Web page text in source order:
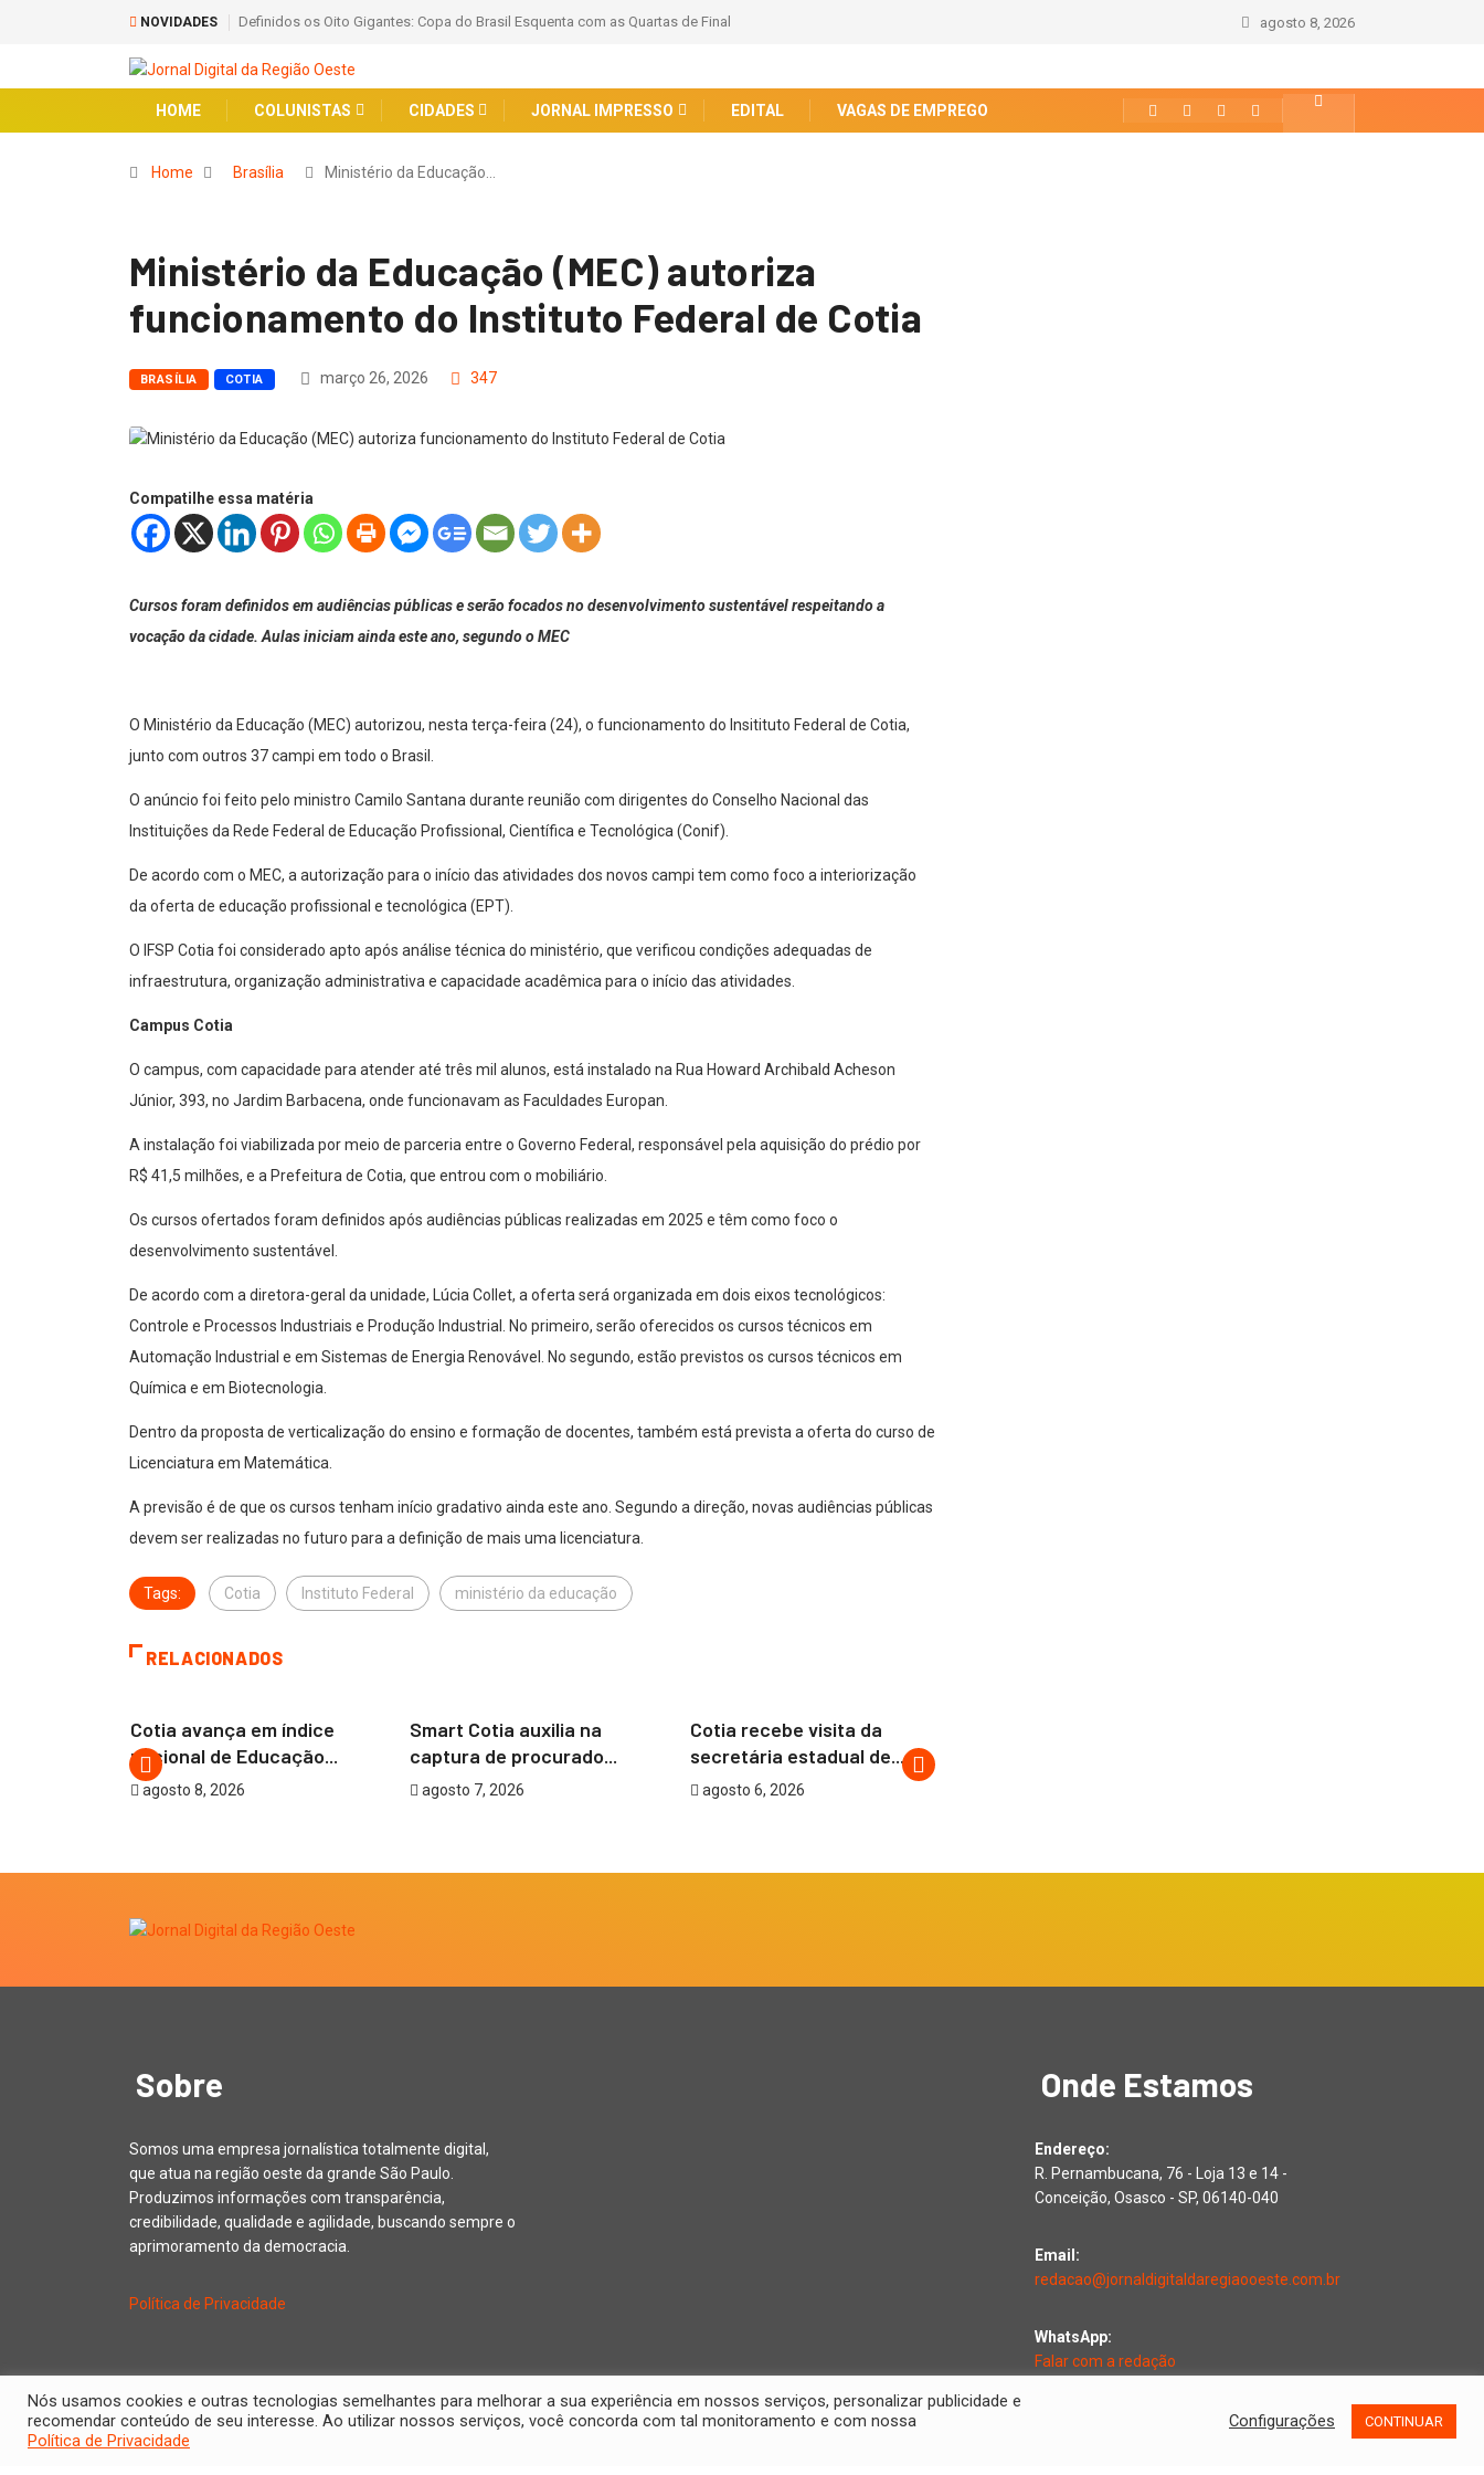
NOVIDADES Definidos os Oito Gigantes: Copa do Brasil Esquenta com as Quartas de Final agosto 8, 2026
HOME COLUNISTAS CIDADES JORNAL IMPRESSO EDITAL VAGAS DE EMPREGO
Home Brasília Ministério da Educação…
Ministério da Educação (MEC) autoriza
funcionamento do Instituto Federal de Cotia
BRASÍLIA COTIA março 26, 2026 347
Compatilhe essa matéria
Cursos foram definidos em audiências públicas e serão focados no desenvolvimento sustentável respeitando a
vocação da cidade. Aulas iniciam ainda este ano, segundo o MEC
O Ministério da Educação (MEC) autorizou, nesta terça-feira (24), o funcionamento do Insitituto Federal de Cotia,
junto com outros 37 campi em todo o Brasil.
O anúncio foi feito pelo ministro Camilo Santana durante reunião com dirigentes do Conselho Nacional das
Instituições da Rede Federal de Educação Profissional, Científica e Tecnológica (Conif).
De acordo com o MEC, a autorização para o início das atividades dos novos campi tem como foco a interiorização
da oferta de educação profissional e tecnológica (EPT).
O IFSP Cotia foi considerado apto após análise técnica do ministério, que verificou condições adequadas de
infraestrutura, organização administrativa e capacidade acadêmica para o início das atividades.
Campus Cotia
O campus, com capacidade para atender até três mil alunos, está instalado na Rua Howard Archibald Acheson
Júnior, 393, no Jardim Barbacena, onde funcionavam as Faculdades Europan.
A instalação foi viabilizada por meio de parceria entre o Governo Federal, responsável pela aquisição do prédio por
R$ 41,5 milhões, e a Prefeitura de Cotia, que entrou com o mobiliário.
Os cursos ofertados foram definidos após audiências públicas realizadas em 2025 e têm como foco o
desenvolvimento sustentável.
De acordo com a diretora-geral da unidade, Lúcia Collet, a oferta será organizada em dois eixos tecnológicos:
Controle e Processos Industriais e Produção Industrial. No primeiro, serão oferecidos os cursos técnicos em
Automação Industrial e em Sistemas de Energia Renovável. No segundo, estão previstos os cursos técnicos em
Química e em Biotecnologia.
Dentro da proposta de verticalização do ensino e formação de docentes, também está prevista a oferta do curso de
Licenciatura em Matemática.
A previsão é de que os cursos tenham início gradativo ainda este ano. Segundo a direção, novas audiências públicas
devem ser realizadas no futuro para a definição de mais uma licenciatura.
Tags: Cotia Instituto Federal ministério da educação
RELACIONADOS
Cotia avança em índice
nacional de Educação...
agosto 8, 2026
Smart Cotia auxilia na
captura de procurado...
agosto 7, 2026
Cotia recebe visita da
secretária estadual de...
agosto 6, 2026
Sobre
Somos uma empresa jornalística totalmente digital,
que atua na região oeste da grande São Paulo.
Produzimos informações com transparência,
credibilidade, qualidade e agilidade, buscando sempre o
aprimoramento da democracia.
Política de Privacidade
Onde Estamos
Endereço:
R. Pernambucana, 76 - Loja 13 e 14 -
Conceição, Osasco - SP, 06140-040
Email:
redacao@jornaldigitaldaregiaooeste.com.br
WhatsApp:
Falar com a redação
Nós usamos cookies e outras tecnologias semelhantes para melhorar a sua experiência em nossos serviços, personalizar publicidade e
recomendar conteúdo de seu interesse. Ao utilizar nossos serviços, você concorda com tal monitoramento e com nossa
Política de Privacidade
Configurações CONTINUAR